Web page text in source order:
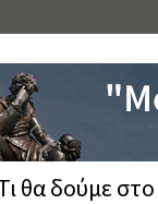
θα δούμε στο